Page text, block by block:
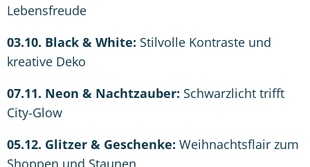
Lebensfreude
03.10. Black & White: Stilvolle Kontraste und
kreative Deko
07.11. Neon & Nachtzauber: Schwarzlicht trifft
City-Glow
05.12. Glitzer & Geschenke: Weihnachtsflair zum
Shoppen und Staunen